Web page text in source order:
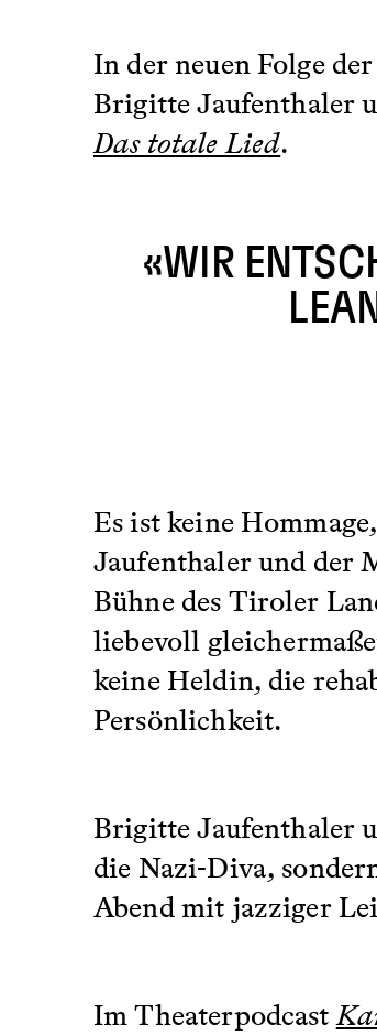
In der neuen Folge
Brigitte Jaufenthaler
Das totale Lied.
«WIR
Es ist keine
Jaufenthaler und der
Bühne des Tiroler
liebevoll
keine Heldin, die
Persönlichkeit.
Brigitte Jaufenthaler
die Nazi-Diva,
Abend mit jazziger
Im Theaterpodcast